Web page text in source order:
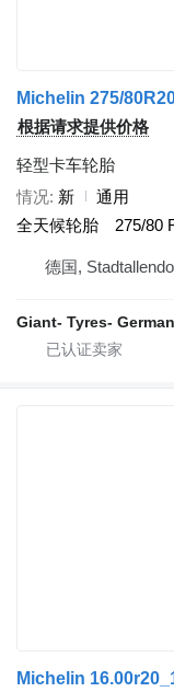
根据请求提供价格
轻型卡车轮胎
情况 新
通用
全天候轮胎
275/80
德国,
Giant- Tyres-
Michelin